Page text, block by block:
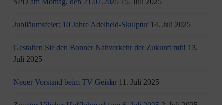
SPD am Montag, den 21.07.2025 15. Juli 2025
Jubiläumsfeier: 10 Jahre Adelheid-Skulptur 14. Juli 2025
Gestalten Sie den Bonner Nahverkehr der Zukunft mit! 13.
Juli 2025
Neuer Vorstand beim TV Geislar 11. Juli 2025